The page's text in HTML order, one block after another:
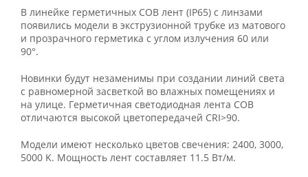
В линейке герметичных COB лент (IP65) с линзами
появились модели в экструзионной трубке из матового
и прозрачного герметика с углом излучения 60 или
90°.
Новинки будут незаменимы при создании линий света
с равномерной засветкой во влажных помещениях и
на улице. Герметичная светодиодная лента COB
отличаются высокой цветопередачей CRI>90.
Модели имеют несколько цветов свечения: 2400, 3000,
5000 K. Мощность лент составляет 11.5 Вт/м.